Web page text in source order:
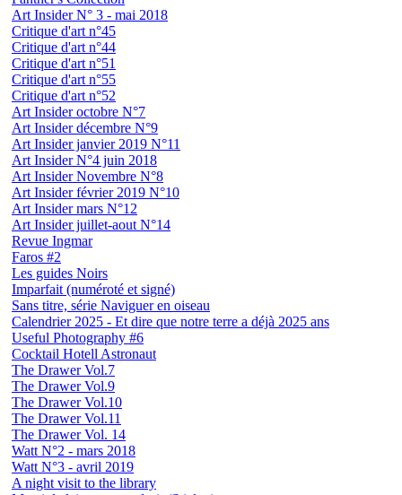
Art Insider N° 3 - mai 2018
Critique d'art n°45
Critique d'art n°44
Critique d'art n°51
Critique d'art n°55
Critique d'art n°52
Art Insider octobre N°7
Art Insider décembre N°9
Art Insider janvier 2019 N°11
Art Insider N°4 juin 2018
Art Insider Novembre N°8
Art Insider février 2019 N°10
Art Insider mars N°12
Art Insider juillet-aout N°14
Revue Ingmar
Faros #2
Les guides Noirs
Imparfait (numéroté et signé)
Sans titre, série Naviguer en oiseau
Calendrier 2025 - Et dire que notre terre a déjà 2025 ans
Useful Photography #6
Cocktail Hotell Astronaut
The Drawer Vol.7
The Drawer Vol.9
The Drawer Vol.10
The Drawer Vol.11
The Drawer Vol. 14
Watt N°2 - mars 2018
Watt N°3 - avril 2019
A night visit to the library